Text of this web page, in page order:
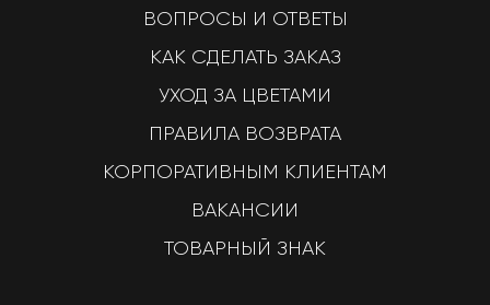
ВОПРОСЫ И ОТВЕТЫ
КАК СДЕЛАТЬ ЗАКАЗ
УХОД ЗА ЦВЕТАМИ
ПРАВИЛА ВОЗВРАТА
КОРПОРАТИВНЫМ КЛИЕНТАМ
ВАКАНСИИ
ТОВАРНЫЙ ЗНАК